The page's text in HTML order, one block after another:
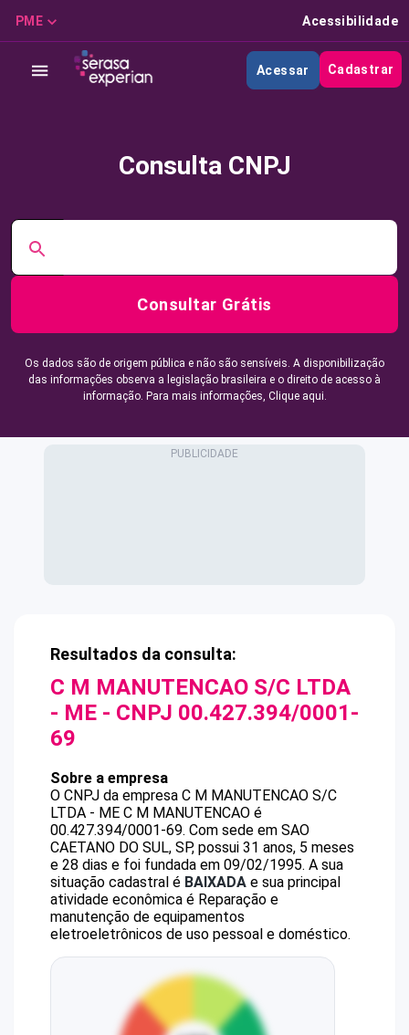
PME Acessibilidade
Acessar Cadastrar
Consulta CNPJ
Consultar Grátis
Os dados são de origem pública e não são sensíveis. A disponibilização
das informações observa a legislação brasileira e o direito de acesso à
informação. Para mais informações, Clique aqui.
Resultados da consulta:
C M MANUTENCAO S/C LTDA
- ME - CNPJ 00.427.394/0001-
69
Sobre a empresa
O CNPJ da empresa C M MANUTENCAO S/C
LTDA - ME C M MANUTENCAO é
00.427.394/0001-69. Com sede em SAO
CAETANO DO SUL, SP, possui 31 anos, 5 meses
e 28 dias e foi fundada em 09/02/1995. A sua
situação cadastral é BAIXADA e sua principal
atividade econômica é Reparação e
manutenção de equipamentos
eletroeletrônicos de uso pessoal e doméstico.